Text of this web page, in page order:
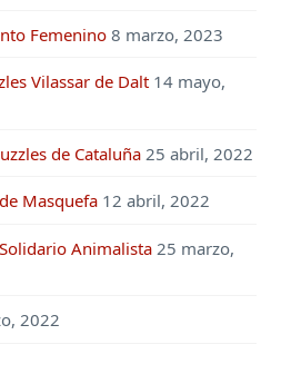
Femenino 8 marzo, 2023
Vilassar de Dalt 14 mayo,
de Cataluña 25 abril, 2022
Masquefa 12 abril, 2022
Animalista 25 marzo,
2022